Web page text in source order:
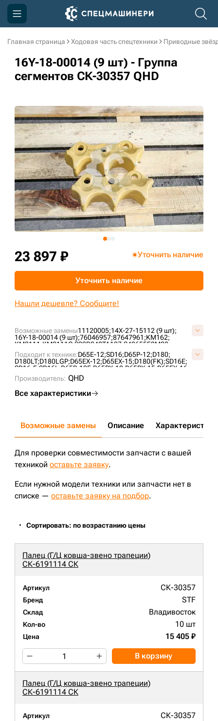
Главная страница Ходовая часть спецтехники Приводные
16Y-18-00014 (9 шт) - Группа
сегментов СК-30357 QHD
Возможные замены11120005;14X-27-15112 (9 шт);
16Y-18-00014 (9 шт);76046957;87647961;KM162;
KM2111;KM2111C;S02D040TA127;S40655F0M00;
US203K527;
VKM162V;VS4065F5;
Подходит к технике:D65E-12;SD16;D65P-12;D180;
D180LT;D180LGP;D65EX-12;D65EX-15;D180(FK);SD16E;
SD16-F;SD16L;D65P-12E;D65PX-12;D65PX-15;D65EX-16;
D180XLT;
D65EX-15E0;D85E-SS-2;
CLG B160C;SEM816 ;
Производитель: QHD
Все характеристики
23 897 ₽ Уточнить наличие
Уточнить наличие
Нашли дешевле? Сообщите!
Возможные замены Описание Характеристики
Для проверки совместимости запчасти с вашей
техникой оставьте заявку.
Если нужной модели техники или запчасти нет в
списке — оставьте заявку на подбор.
Сортировать: по возрастанию цены
Палец (Г/Ц ковша-звено трапеции)
СК-6191114 СК
Артикул СК-30357
Бренд STF
Склад Владивосток
Кол-во 10 шт
Цена 15 405 ₽
В корзину
Палец (Г/Ц ковша-звено трапеции)
СК-6191114 СК
Артикул СК-30357
Компания
Акции
Информация
Контакты
3D тур по производству
3D тур по складам
sksale@skdst.ru
+7 (499) 394-50-93